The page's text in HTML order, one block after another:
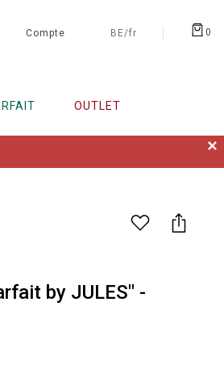
Compte BE/fr 0
OUTLET
✕
by JULES" -